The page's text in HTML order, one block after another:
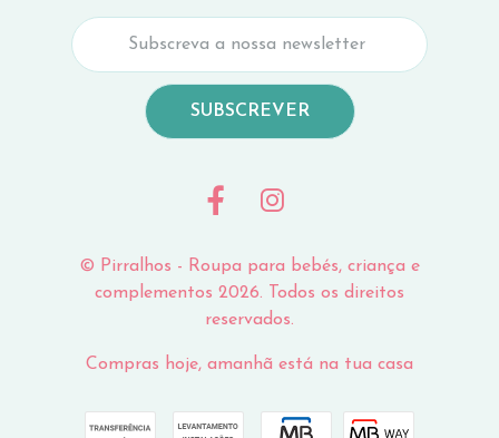
SUBSCREVER
© Pirralhos - Roupa para bebés, criança e
complementos 2026. Todos os direitos
reservados.
Compras hoje, amanhã está na tua casa